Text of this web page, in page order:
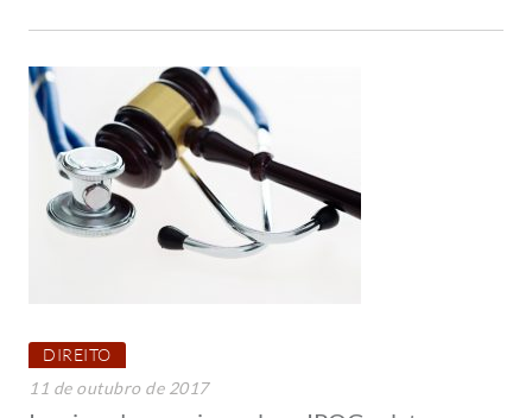
DIREITO
11 de outubro de 2017